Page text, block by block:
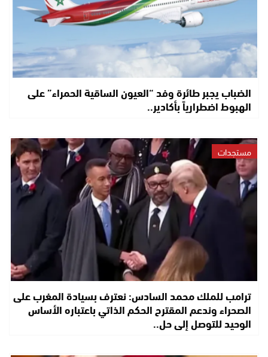
الضباب يجبر طائرة وفد “العيون الساقية الحمراء” على
الهبوط اضطرارياً بأكادير..
مستجدات
ترامب للملك محمد السادس: نعترف بسيادة المغرب على
الصحراء وندعم المقترح الحكم الذاتي باعتباره الأساس
الوحيد للتوصل إلى حل..